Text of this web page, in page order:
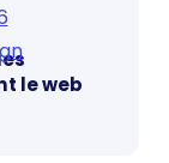
le web